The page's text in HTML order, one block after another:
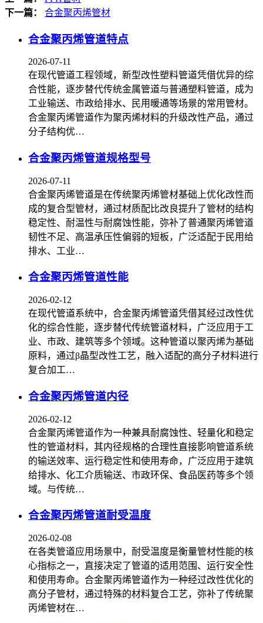
下一篇：
合金聚丙烯管材
合金聚丙烯管道特点
2026-07-11
在现代管道工程领域，新型改性塑料管道凭借优异的综
合性能，逐步替代传统金属管道与普通塑料管道，成为
工业输送、市政给排水、民用暖通等场景的常用管材。
合金聚丙烯管道作为聚丙烯材料的升级改性产品，通过
分子结构优…
合金聚丙烯管道规格型号
2026-07-11
合金聚丙烯管道是在传统聚丙烯管材基础上优化改性而
成的复合型管材，通过材质配比改良提升了管材的结构
稳定性、耐温性与耐腐蚀性能，弥补了普通聚丙烯管道
韧性不足、高温承压性偏弱的短板，广泛适配于民用给
排水、工业…
合金聚丙烯管道性能
2026-02-12
在现代管道系统中，合金聚丙烯管道凭借其经过改性优
化的综合性能，逐步替代传统管道材料，广泛应用于工
业、市政、建筑等多个领域。这种管道以聚丙烯为基础
原料，通过β晶型改性工艺，融入适配的高分子材料进行
复合加工…
合金聚丙烯管道内径
2026-02-12
合金聚丙烯管道作为一种兼具耐腐蚀性、轻量化和稳定
性的管道材料，其内径规格的合理性直接影响管道系统
的输送效率、运行稳定性和使用寿命，广泛应用于建筑
给排水、化工介质输送、市政环保、食品医药等多个领
域。与传统…
合金聚丙烯管道耐受温度
2026-02-08
在各类管道应用场景中，耐受温度是衡量管材性能的核
心指标之一，直接决定了管道的适用范围、运行安全性
和使用寿命。合金聚丙烯管道作为一种经过改性优化的
高分子管材，通过特殊的材料复合工艺，弥补了传统聚
丙烯管材在…